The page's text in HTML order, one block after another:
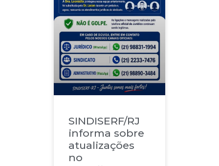
SINDISERF/RJ
informa sobre
atualizações
no